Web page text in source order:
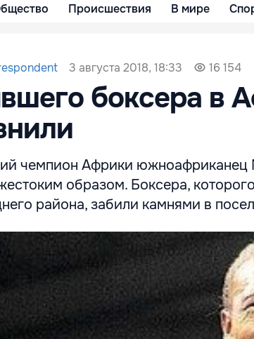
Происшествия В мире
3 августа 2018, 18:33 16 154
боксера в
чемпион Африки южноафриканец
образом. Боксера,
района, забили камнями в